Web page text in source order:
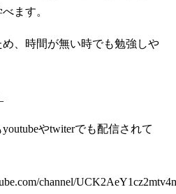
ます。
、時間が無い時でも勉強しや
やtwiterでも配信されて
channel/